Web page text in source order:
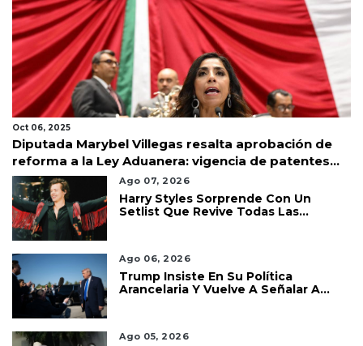
Oct 06, 2025
Diputada Marybel Villegas resalta aprobación de
reforma a la Ley Aduanera: vigencia de patentes
hasta 40 años
Ago 07, 2026
Harry Styles Sorprende Con Un
Setlist Que Revive Todas Las
Ago 06, 2026
Trump Insiste En Su Política
Arancelaria Y Vuelve A Señalar A
Ago 05, 2026